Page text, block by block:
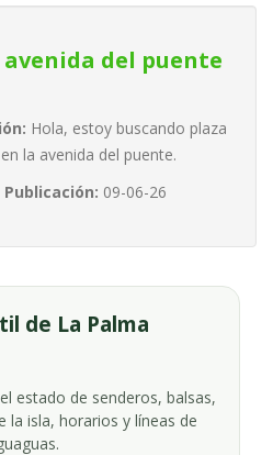
del puente
Hola, estoy buscando plaza
la avenida del puente.
Publicación: 09-06-26
de La Palma
estado de senderos, balsas,
la isla, horarios y líneas de